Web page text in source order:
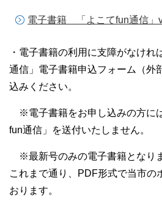
電子書籍 「よこてfun通信」
・電子書籍の利用に支障がなけれ
通信」電子書籍申込フォーム（外
込みください。
※電子書籍をお申し込みの方に
fun通信」を送付いたしません。
※最新号のみの電子書籍となり
これまで通り、PDF形式で当市の
おります。